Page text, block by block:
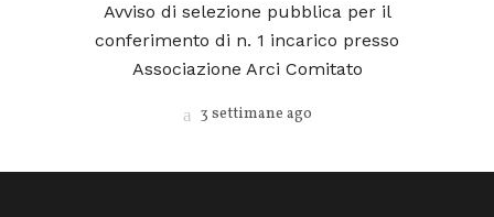
Avviso di selezione pubblica per il
conferimento di n. 1 incarico presso
Associazione Arci Comitato
3 settimane ago